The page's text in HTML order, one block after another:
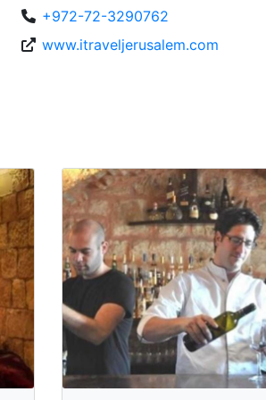
+972-72-3290762
www.itraveljerusalem.com